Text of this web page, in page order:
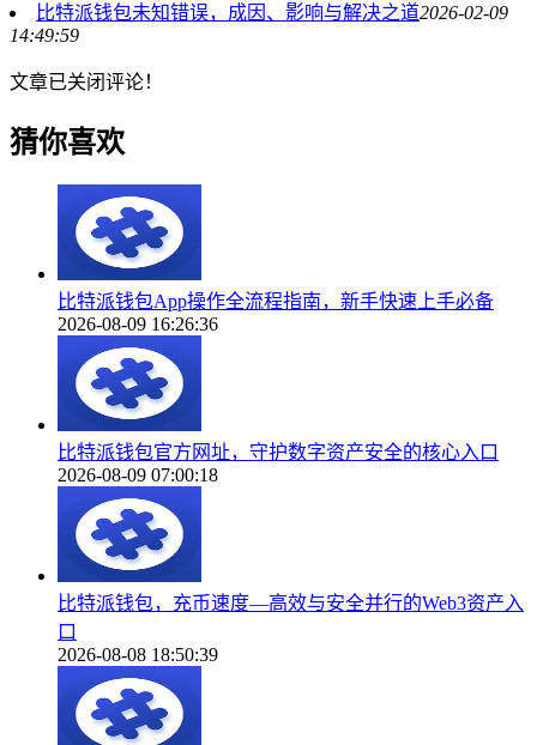
比特派钱包未知错误，成因、影响与解决之道2026-02-09
14:49:59
文章已关闭评论！
猜你喜欢
比特派钱包App操作全流程指南，新手快速上手必备
2026-08-09 16:26:36
比特派钱包官方网址，守护数字资产安全的核心入口
2026-08-09 07:00:18
比特派钱包，充币速度—高效与安全并行的Web3资产入
口
2026-08-08 18:50:39